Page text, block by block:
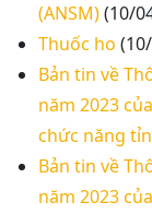
(ANSM)(10/
Thuốc ho
Bản tin về
năm 2023
chức năng
Bản tin về
năm 2023